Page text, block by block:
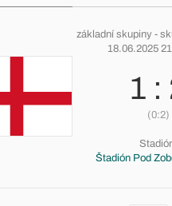
základní skupiny -
18.06.2025
1 :
(0:2)
Štadión Pod